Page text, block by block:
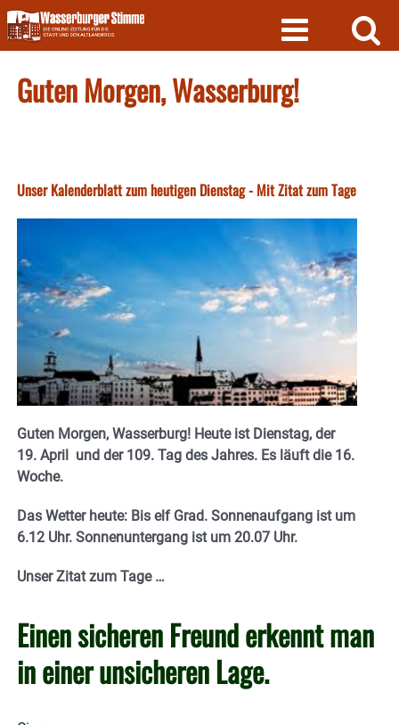
Skip
to
content
Guten Morgen, Wasserburg!
Unser Kalenderblatt zum heutigen Dienstag - Mit Zitat zum Tage
Guten Morgen, Wasserburg! Heute ist Dienstag, der
19. April und der 109. Tag des Jahres. Es läuft die 16.
Woche.
Das Wetter heute: Bis elf Grad. Sonnenaufgang ist um
6.12 Uhr. Sonnenuntergang ist um 20.07 Uhr.
Unser Zitat zum Tage …
Einen sicheren Freund erkennt man
in einer unsicheren Lage.